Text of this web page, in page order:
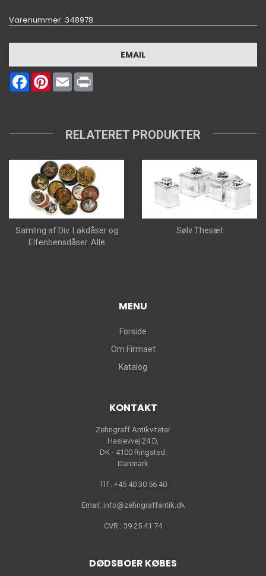
Varenummer: 348978
EMAIL
FacebookPinterest
Email
RELATERET PRODUKTER
Samling af Div. Lakdåser og
Elfenbensdåser. Alle
Sølv Thesæt
MENU
Forside
Om Firmaet
Katalog
KONTAKT
Zehngraff Antikviteter
Haslevvej 24 D,
DK - 4100 Ringsted.
Danmark
Tlf : +45 40 30 56 40
Email: info@zehngraffantik.dk
CVR : 39 25 41 74
DØDSBOER KØBES